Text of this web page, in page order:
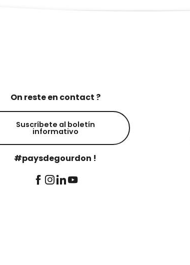
On reste en contact ?
Suscríbete al boletín
informativo
#paysdegourdon !